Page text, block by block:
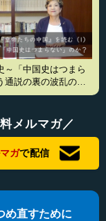
～「中国史はつまら
通説の裏の波乱の真
メルマガ／
ガで配信
め直すために